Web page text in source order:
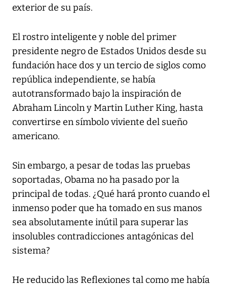
exterior de su país.
El rostro inteligente y noble del primer
presidente negro de Estados Unidos desde su
fundación hace dos y un tercio de siglos como
república independiente, se había
autotransformado bajo la inspiración de
Abraham Lincoln y Martin Luther King, hasta
convertirse en símbolo viviente del sueño
americano.
Sin embargo, a pesar de todas las pruebas
soportadas, Obama no ha pasado por la
principal de todas. ¿Qué hará pronto cuando el
inmenso poder que ha tomado en sus manos
sea absolutamente inútil para superar las
insolubles contradicciones antagónicas del
sistema?
He reducido las Reflexiones tal como me había